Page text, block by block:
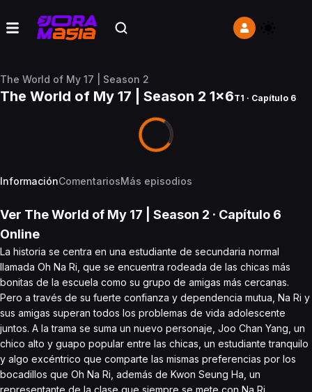
The World of My 17 | Season 2
The World of My 17 | Season 2 1x6T1 · Capítulo 6
InformaciónComentariosMás episodios
Ver The World of My 17 | Season 2 · Capítulo 6
Online
La historia se centra en una estudiante de secundaria normal
llamada Oh Na Ri, que se encuentra rodeada de las chicas más
bonitas de la escuela como su grupo de amigas más cercanas.
Pero a través de su fuerte confianza y dependencia mutua, Na Ri y
sus amigas superan todos los problemas de vida adolescente
juntos. A la trama se suma un nuevo personaje, Joo Chan Yang, un
chico alto y guapo popular entre las chicas, un estudiante tranquilo
y algo excéntrico que comparte las mismas preferencias por los
bocadillos que Oh Na Ri, además de Kwon Seung Ha, un
representante de la clase que siempre se mete con Na Ri.